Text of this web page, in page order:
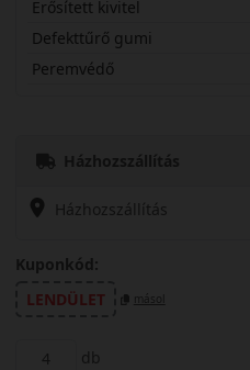
Erősített kivitel
Defekttűrő gumi
Peremvédő
Házhozszállítás
Házhozszállítás
Kuponkód:
LENDÜLET
másol
db